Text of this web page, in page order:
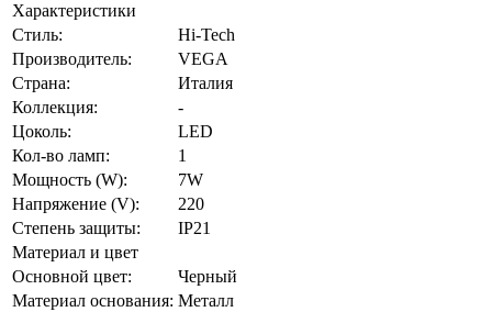
Характеристики
Стиль:
Hi-Tech
Производитель:
VEGA
Страна:
Италия
Коллекция:
-
Цоколь:
LED
Кол-во ламп:
1
Мощность (W):
7W
Напряжение (V):
220
Степень защиты:
IP21
Материал и цвет
Основной цвет:
Черный
Материал основания: Металл